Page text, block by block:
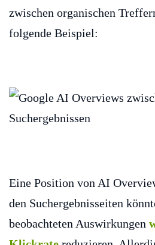
zwischen organischen
folgende Beispiel:
Eine Position von AI
den Suchergebnisseiten
beobachteten Auswirkungen